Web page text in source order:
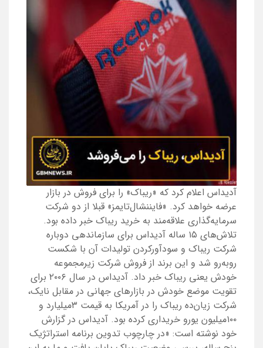
​​​​​​​آدیداس اعلام کرد که «ریباک» را برای فروش در بازار
عرضه خواهد کرد. «فایننشال‌تایمز» قبلا از دو شرکت
سرمایه‌گذاری علاقه‌مند به خرید ریباک خبر داده بود.
تلاش‌های ۱۵ ساله آدیداس برای سازماندهی دوباره
شرکت ریباک و سودآورکردن تولیدات آن با شکست
روبه‌رو شد و این برند از فروش شرکت زیرمجموعه
خودش یعنی ریباک خبر داد. آدیداس در سال ۲۰۰۶ برای
تقویت موضع خودش در بازارهای جهانی در مقابل نایک،
شرکت زیان‌ده ریباک را در آمریکا به قیمت ۳میلیارد و
۱۰۰میلیون یورو خریداری کرده بود. آدیداس در گزارش
خود نوشته است: «در چارچوب تدوین برنامه استراتژیک